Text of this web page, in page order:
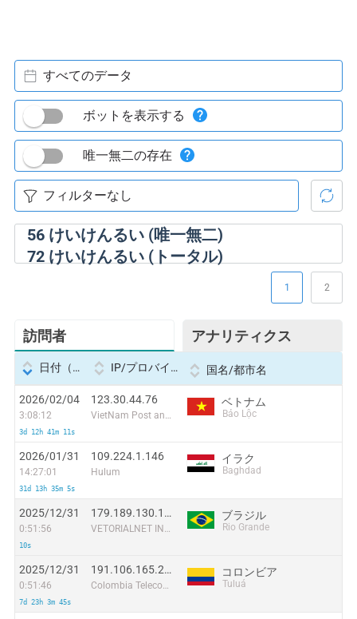
56けいけんるい (唯一無二)
72けいけんるい (トータル)
すべてのデータ
ボットを表示する
唯一無二の存在
訪問者 アナリティクス
1 2
日付（Datetime IP/プロバイダー 国名/都市名
2026/02/04
3:08:12
3d 12h 41m 11s
123.30.44.76
VietNam Post and Telecom Corporation
ベトナム
Bảo Lộc
2026/01/31
14:27:01
31d 13h 35m 5s
109.224.1.146
Hulum
イラク
Baghdad
2025/12/31
0:51:56
10s
179.189.130.126
VETORIALNET INF. E SERVIÇOS DE INTERNET LTDA
ブラジル
Rio Grande
2025/12/31
0:51:46
7d 23h 3m 45s
191.106.165.223
Colombia Telecomunicaciones S.a. ESP
コロンビア
Tuluá